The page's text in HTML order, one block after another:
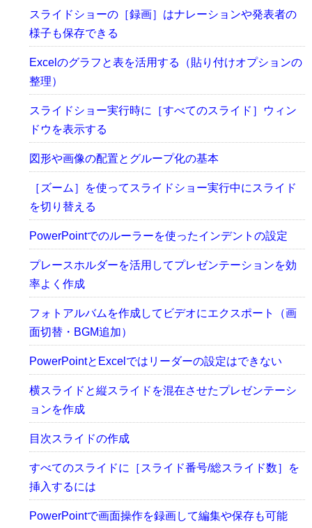
スライドショーの［録画］はナレーションや発表者の
様子も保存できる
Excelのグラフと表を活用する（貼り付けオプションの
整理）
スライドショー実行時に［すべてのスライド］ウィン
ドウを表示する
図形や画像の配置とグループ化の基本
［ズーム］を使ってスライドショー実行中にスライド
を切り替える
PowerPointでのルーラーを使ったインデントの設定
プレースホルダーを活用してプレゼンテーションを効
率よく作成
フォトアルバムを作成してビデオにエクスポート（画
面切替・BGM追加）
PowerPointとExcelではリーダーの設定はできない
横スライドと縦スライドを混在させたプレゼンテーシ
ョンを作成
目次スライドの作成
すべてのスライドに［スライド番号/総スライド数］を
挿入するには
PowerPointで画面操作を録画して編集や保存も可能